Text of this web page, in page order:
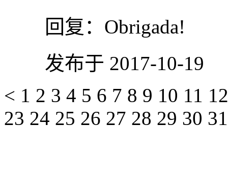
回复： Obrigada!
发布于 2017-10-19
< 1 2 3 4 5 6 7 8 9 10 11
23 24 25 26 27 28 29 30